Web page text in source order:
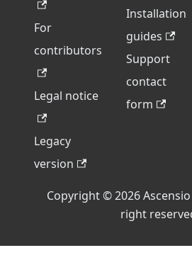
For
contributors
Legal notice
Legacy
version
Installation
guides
Support
contact
form
Copyright © 2026 Ascensio
right